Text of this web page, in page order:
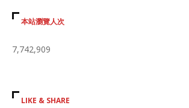
本站瀏覽人次
7,742,909
LIKE & SHARE